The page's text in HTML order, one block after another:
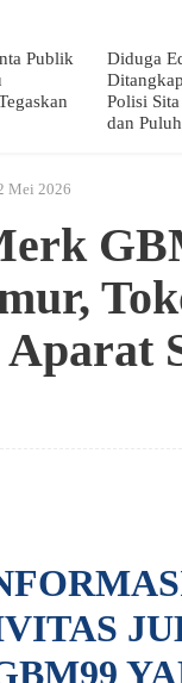
Publik
Diduga
Polisi
dan
Mei 2026